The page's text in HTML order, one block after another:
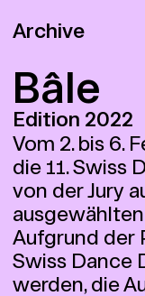
Archive
Bâle
Edition 2022
Vom 2. bis 6.
die 11. Swiss
von der Jury
Aufgrund der
Swiss Dance
werden, die